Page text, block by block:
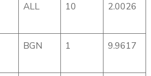
ALL 10 2.0026
BGN 1 9.9617